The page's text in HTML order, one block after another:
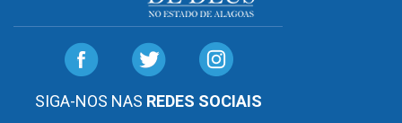
SIGA-NOS NAS REDES SOCIAIS